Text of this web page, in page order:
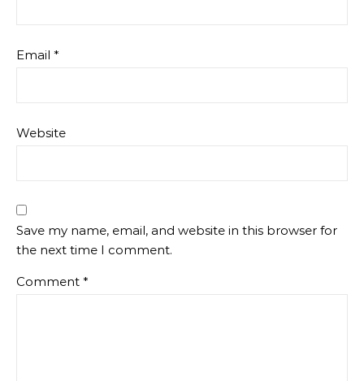
Email *
Website
Save my name, email, and website in this browser for
the next time I comment.
Comment *